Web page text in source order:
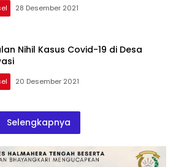
28 Desember 2021
Nihil Kasus Covid-19 di Desa
20 Desember 2021
Selengkapnya